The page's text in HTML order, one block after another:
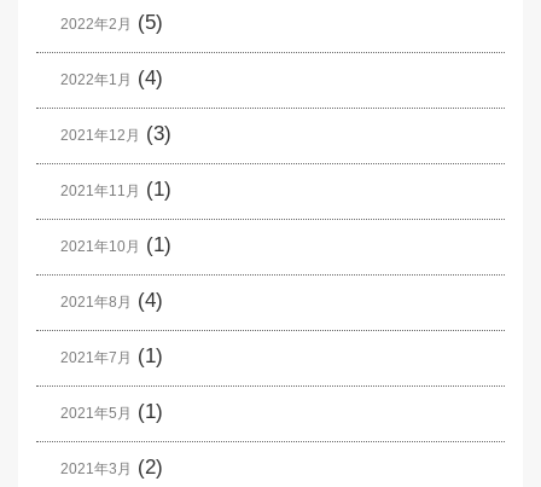
2022年2月 (5)
2022年1月 (4)
2021年12月 (3)
2021年11月 (1)
2021年10月 (1)
2021年8月 (4)
2021年7月 (1)
2021年5月 (1)
2021年3月 (2)